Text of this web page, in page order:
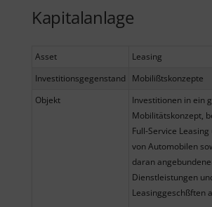
Kapitalanlage
Asset
Leasing
Investitionsgegenstand
Mobilißtskonzepte
Objekt
Investitionen in ein
Mobilitätskonzept,
Full-Service
von Automobilen
daran
Dienstleistungen
Leasinggeschßften